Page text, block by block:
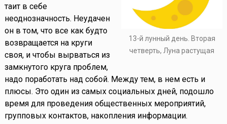
13-й лунный день. Вторая
четверть, Луна растущая
таит в себе
неоднозначность. Неудачен
он в том, что все как будто
возвращается на круги
своя, и чтобы вырваться из
замкнутого круга проблем,
надо поработать над собой. Между тем, в нем есть и
плюсы. Это один из самых социальных дней, подошло
время для проведения общественных мероприятий,
групповых контактов, накопления информации.